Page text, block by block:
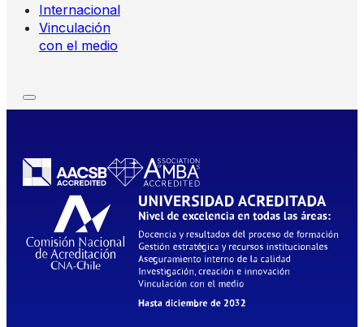
Internacional
Vinculación
con el medio